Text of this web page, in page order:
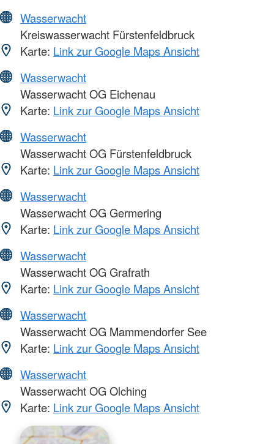
Wasserwacht
Kreiswasserwacht Fürstenfeldbruck
Karte: Link zur Google Maps Ansicht
Wasserwacht
Wasserwacht OG Eichenau
Karte: Link zur Google Maps Ansicht
Wasserwacht
Wasserwacht OG Fürstenfeldbruck
Karte: Link zur Google Maps Ansicht
Wasserwacht
Wasserwacht OG Germering
Karte: Link zur Google Maps Ansicht
Wasserwacht
Wasserwacht OG Grafrath
Karte: Link zur Google Maps Ansicht
Wasserwacht
Wasserwacht OG Mammendorfer See
Karte: Link zur Google Maps Ansicht
Wasserwacht
Wasserwacht OG Olching
Karte: Link zur Google Maps Ansicht